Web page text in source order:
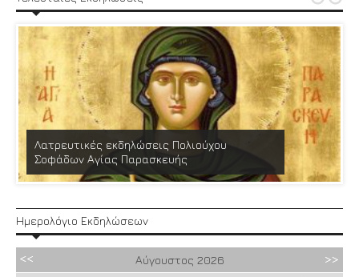
Λατρευτικές εκδηλώσεις Πολιούχου
Σοφάδων Αγίας Παρασκευής
Ημερολόγιο Εκδηλώσεων
Αύγουστος 2026